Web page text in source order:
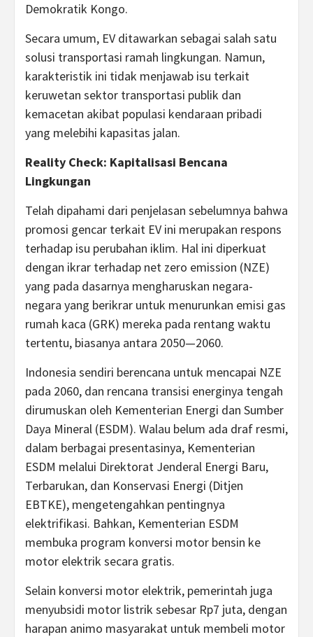
Demokratik Kongo.
Secara umum, EV ditawarkan sebagai salah satu
solusi transportasi ramah lingkungan. Namun,
karakteristik ini tidak menjawab isu terkait
keruwetan sektor transportasi publik dan
kemacetan akibat populasi kendaraan pribadi
yang melebihi kapasitas jalan.
Reality Check: Kapitalisasi Bencana
Lingkungan
Telah dipahami dari penjelasan sebelumnya bahwa
promosi gencar terkait EV ini merupakan respons
terhadap isu perubahan iklim. Hal ini diperkuat
dengan ikrar terhadap net zero emission (NZE)
yang pada dasarnya mengharuskan negara-
negara yang berikrar untuk menurunkan emisi gas
rumah kaca (GRK) mereka pada rentang waktu
tertentu, biasanya antara 2050—2060.
Indonesia sendiri berencana untuk mencapai NZE
pada 2060, dan rencana transisi energinya tengah
dirumuskan oleh Kementerian Energi dan Sumber
Daya Mineral (ESDM). Walau belum ada draf resmi,
dalam berbagai presentasinya, Kementerian
ESDM melalui Direktorat Jenderal Energi Baru,
Terbarukan, dan Konservasi Energi (Ditjen
EBTKE), mengetengahkan pentingnya
elektrifikasi. Bahkan, Kementerian ESDM
membuka program konversi motor bensin ke
motor elektrik secara gratis.
Selain konversi motor elektrik, pemerintah juga
menyubsidi motor listrik sebesar Rp7 juta, dengan
harapan animo masyarakat untuk membeli motor